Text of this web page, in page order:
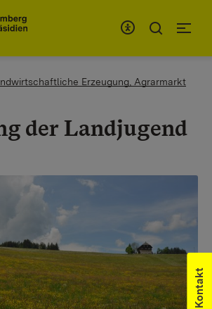
Erzeugung, Agrarmarkt
der Landjugend
Kontakt